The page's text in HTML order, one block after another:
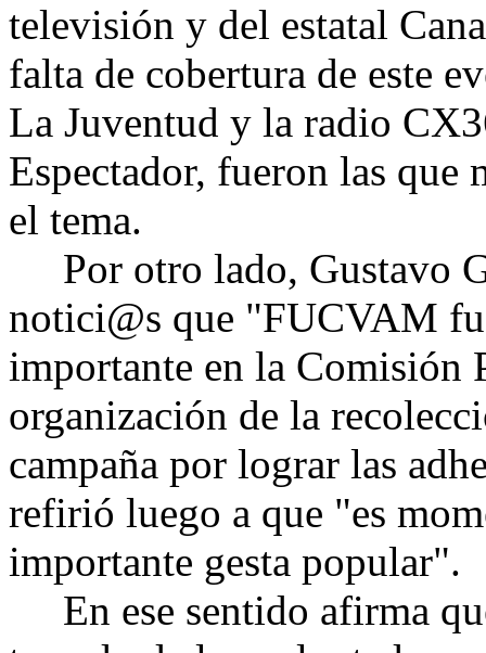
televisión y del estatal
falta de cobertura de este
La Juventud y la radio
Espectador, fueron las
el tema.
Por otro lado, Gustavo
notici@s que "FUCVAM
importante en la Comisión
organización de la
campaña por lograr las
refirió luego a que "es
importante gesta popular".
En ese sentido afirma